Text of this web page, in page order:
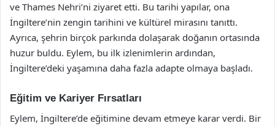
ve Thames Nehri’ni ziyaret etti. Bu tarihi yapılar, ona
İngiltere’nin zengin tarihini ve kültürel mirasını tanıttı.
Ayrıca, şehrin birçok parkında dolaşarak doğanın ortasında
huzur buldu. Eylem, bu ilk izlenimlerin ardından,
İngiltere’deki yaşamına daha fazla adapte olmaya başladı.
Eğitim ve Kariyer Fırsatları
Eylem, İngiltere’de eğitimine devam etmeye karar verdi. Bir